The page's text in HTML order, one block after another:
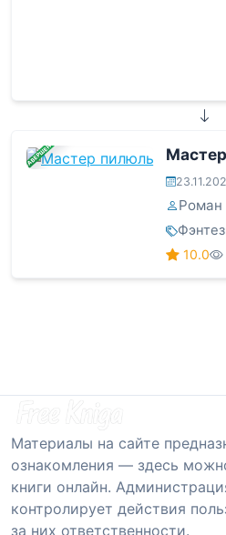
ЗАВЕРШЕНА
Роман
10.0
Материалы на сайте
ознакомления — здесь
книги онлайн.
контролирует действия
за них ответственности.